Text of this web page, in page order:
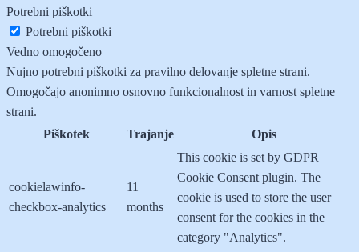
Potrebni piškotki
Potrebni piškotki
Vedno omogočeno
Nujno potrebni piškotki za pravilno delovanje spletne strani.
Omogočajo anonimno osnovno funkcionalnost in varnost spletne
strani.
Piškotek
Trajanje Opis
cookielawinfo-
checkbox-analytics
11
months
This cookie is set by GDPR
Cookie Consent plugin. The
cookie is used to store the user
consent for the cookies in the
category "Analytics".